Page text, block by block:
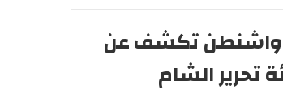
وواشنطن تكشف عن
تحرير الشام